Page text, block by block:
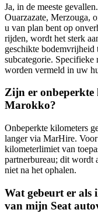
Ja, in de meeste
Ouarzazate, Merzouga,
u van plan bent op
rijden, wordt het sterk
geschikte
subcategorie. Specifieke
worden vermeld in uw
Zijn er onbeperkte
Marokko?
Onbeperkte kilometers
langer via MarHire.
kilometerlimiet van
partnerbureau; dit wordt
niet na het ophalen.
Wat gebeurt er als
van mijn Seat